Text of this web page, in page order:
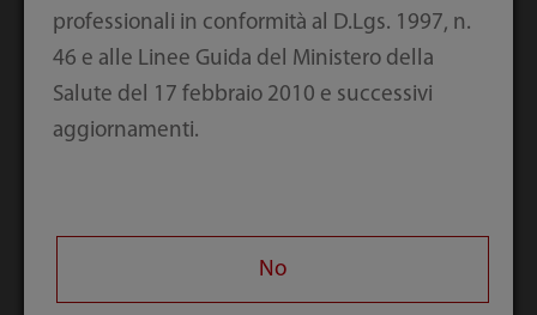
professionali in conformità al D.Lgs. 1997, n.
46 e alle Linee Guida del Ministero della
Salute del 17 febbraio 2010 e successivi
aggiornamenti.
No